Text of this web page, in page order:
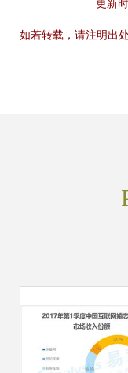
更新
如若转载，请注明出